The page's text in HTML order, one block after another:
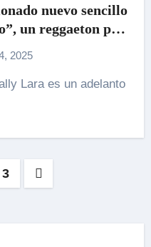
nuevo sencillo
un reggaeton pop
2025
3